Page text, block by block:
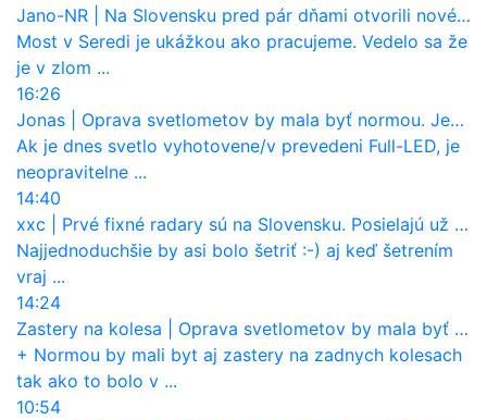
Jano-NR
Na Slovensku pred pár dňami otvorili nové mosty, ktoré to sú?
Most v Seredi je ukážkou ako pracujeme. Vedelo sa že
je v zlom ...
16:26
Jonas
Oprava svetlometov by mala byť normou. Jeden nový dnes stojí priemerne 1251 eur!
Ak je dnes svetlo vyhotovene/v prevedeni Full-LED, je
neopravitelne ...
14:40
xxc
Prvé fixné radary sú na Slovensku. Posielajú už pokuty? Ukáže ich Waze?
Najjednoduchšie by asi bolo šetriť :-) aj keď šetrením
vraj ...
14:24
Zastery na kolesa
Oprava svetlometov by mala byť normou. Jeden nový dnes stojí priemerne 1251 eur!
+ Normou by mali byt aj zastery na zadnych kolesach
tak ako to bolo v ...
10:54